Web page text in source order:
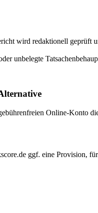
wird redaktionell geprüft
unbelegte
Online-
ggf. eine Provision,